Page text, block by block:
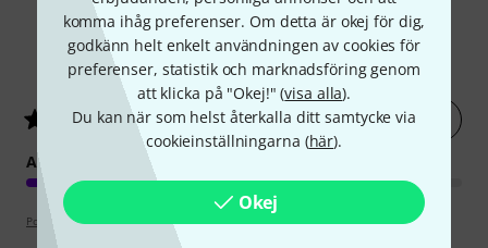
komma ihåg preferenser. Om detta är okej för dig,
godkänn helt enkelt användningen av cookies för
preferenser, statistik och marknadsföring genom
att klicka på "Okej!" (visa alla).
Du kan när som helst återkalla ditt samtycke via
cookieinställningarna (här).
Okej
5Kundbetyg
4.6 / 5 Betygsätt nu
ARRANGEMANG
Poängpolicy